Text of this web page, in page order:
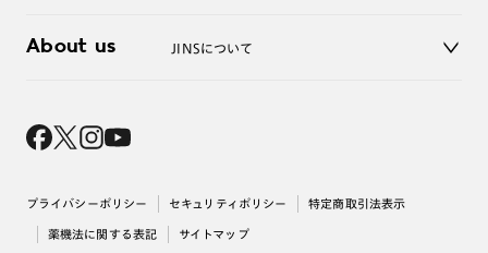
レンズ交換
About us JINSについて
採用情報
出店について
プライバシーポリシー セキュリティポリシー 特定商取引法表示
薬機法に関する表記 サイトマップ